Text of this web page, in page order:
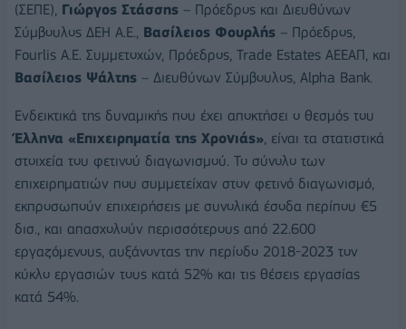
(ΣΕΠΕ), Γιώργος Στάσσης – Πρόεδρος και Διευθύνων
Σύμβουλος ΔΕΗ Α.Ε., Βασίλειος Φουρλής – Πρόεδρος,
Fourlis Α.Ε. Συμμετοχών, Πρόεδρος, Trade Estates AEEAΠ, και
Βασίλειος Ψάλτης – Διευθύνων Σύμβουλος, Alpha Bank.
Ενδεικτικά της δυναμικής που έχει αποκτήσει ο θεσμός του
Έλληνα «Επιχειρηματία της Χρονιάς», είναι τα στατιστικά
στοιχεία του φετινού διαγωνισμού. Το σύνολο των
επιχειρηματιών που συμμετείχαν στον φετινό διαγωνισμό,
εκπροσωπούν επιχειρήσεις με συνολικά έσοδα περίπου €5
δισ., και απασχολούν περισσότερους από 22.600
εργαζόμενους, αυξάνοντας την περίοδο 2018-2023 τον
κύκλο εργασιών τους κατά 52% και τις θέσεις εργασίας
κατά 54%.